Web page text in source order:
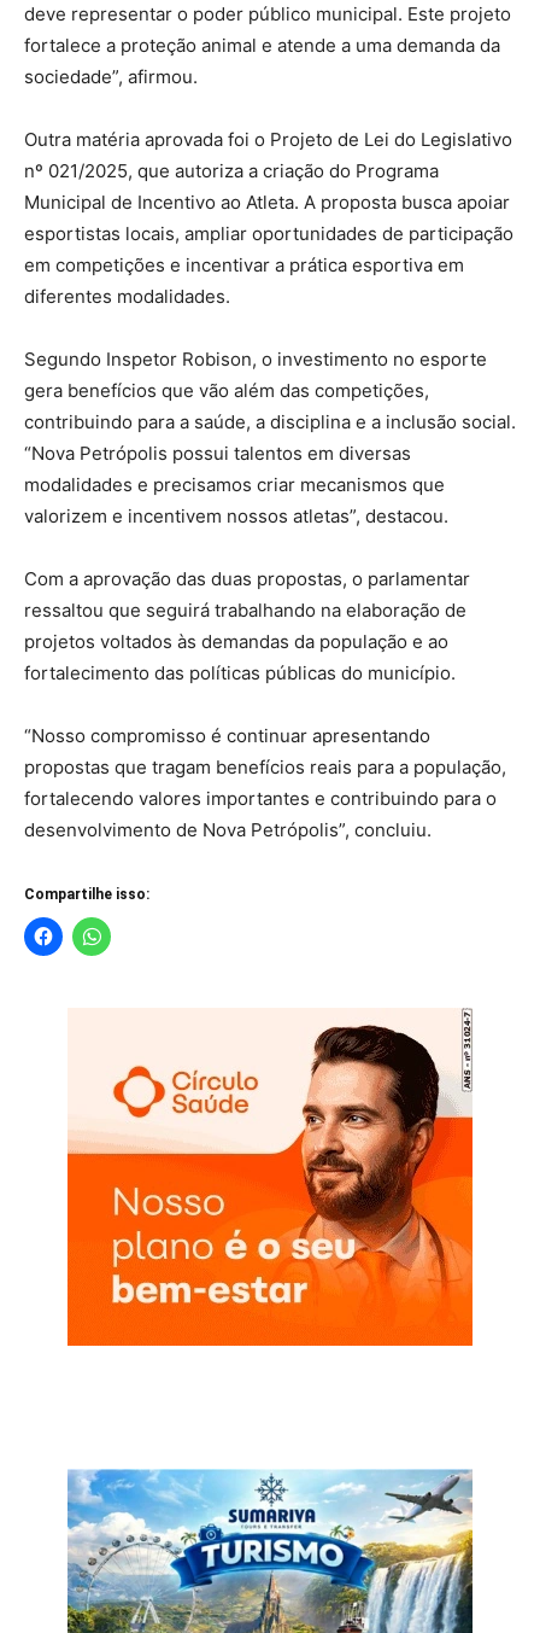
deve representar o poder público municipal. Este projeto
fortalece a proteção animal e atende a uma demanda da
sociedade”, afirmou.
Outra matéria aprovada foi o Projeto de Lei do Legislativo
nº 021/2025, que autoriza a criação do Programa
Municipal de Incentivo ao Atleta. A proposta busca apoiar
esportistas locais, ampliar oportunidades de participação
em competições e incentivar a prática esportiva em
diferentes modalidades.
Segundo Inspetor Robison, o investimento no esporte
gera benefícios que vão além das competições,
contribuindo para a saúde, a disciplina e a inclusão social.
“Nova Petrópolis possui talentos em diversas
modalidades e precisamos criar mecanismos que
valorizem e incentivem nossos atletas”, destacou.
Com a aprovação das duas propostas, o parlamentar
ressaltou que seguirá trabalhando na elaboração de
projetos voltados às demandas da população e ao
fortalecimento das políticas públicas do município.
“Nosso compromisso é continuar apresentando
propostas que tragam benefícios reais para a população,
fortalecendo valores importantes e contribuindo para o
desenvolvimento de Nova Petrópolis”, concluiu.
Compartilhe isso: